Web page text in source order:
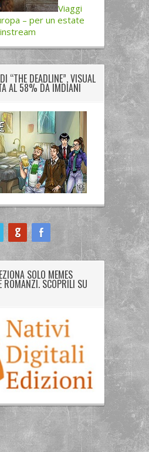
Viaggi
– per un estate
“THE DEADLINE”, VISUAL
AL 58% DA IMDIANI
SOLO MEMES
ROMANZI. SCOPRILI SU